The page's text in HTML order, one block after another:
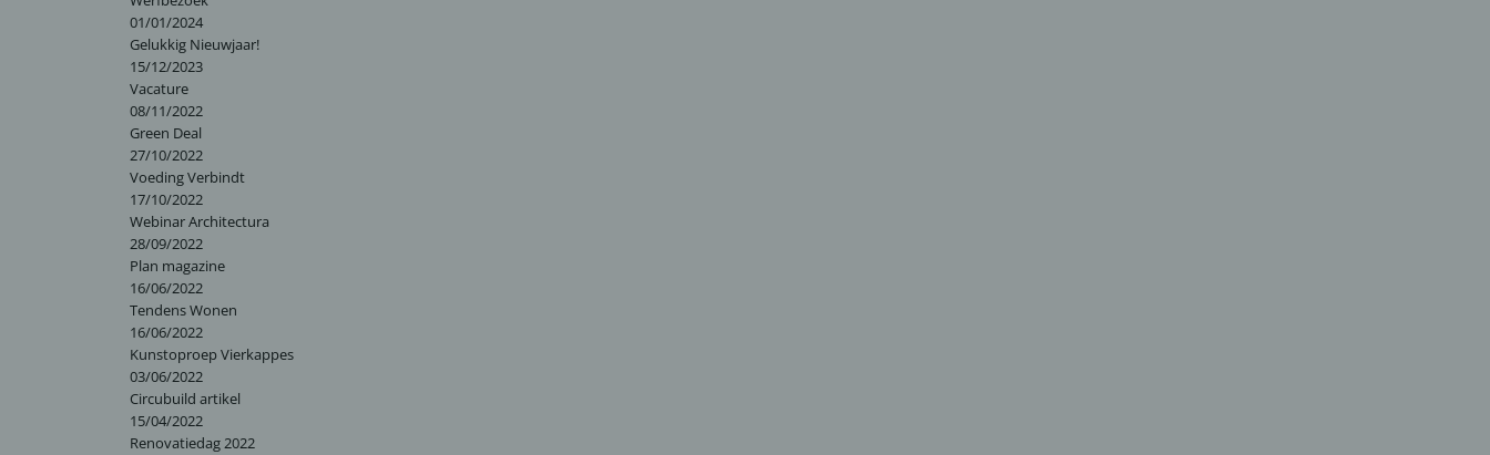
01/01/2024
Gelukkig Nieuwjaar!
15/12/2023
Vacature
08/11/2022
Green Deal
27/10/2022
Voeding Verbindt
17/10/2022
Webinar Architectura
28/09/2022
Plan magazine
16/06/2022
Tendens Wonen
16/06/2022
Kunstoproep Vierkappes
03/06/2022
Circubuild artikel
15/04/2022
Renovatiedag 2022